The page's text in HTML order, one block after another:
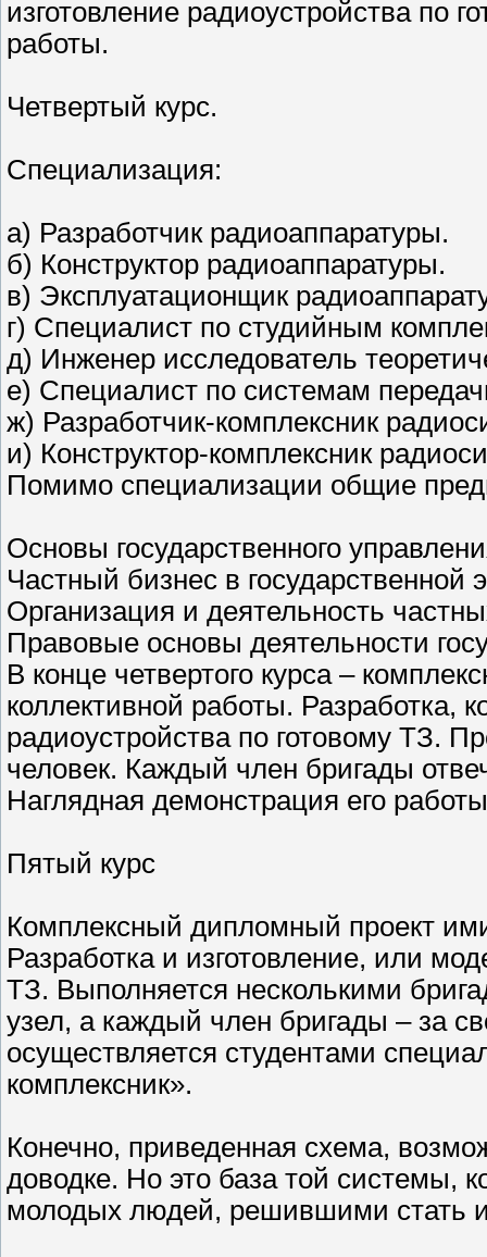
изготовление радиоустройства по
работы.
Четвертый курс.
Специализация:
а) Разработчик радиоаппаратуры.
б) Конструктор радиоаппаратуры.
в) Эксплуатационщик
г) Специалист по студийным
д) Инженер исследователь
е) Специалист по системам
ж) Разработчик-комплексник
и) Конструктор-комплексник
Помимо специализации общие
Основы государственного
Частный бизнес в государственной
Организация и деятельность
Правовые основы деятельности
В конце четвертого курса –
коллективной работы. Разработка,
радиоустройства по готовому ТЗ.
человек. Каждый член бригады
Наглядная демонстрация его
Пятый курс
Комплексный дипломный проект
Разработка и изготовление, или
ТЗ. Выполняется несколькими
узел, а каждый член бригады – за
осуществляется студентами
комплексник».
Конечно, приведенная схема,
доводке. Но это база той системы,
молодых людей, решившими стать